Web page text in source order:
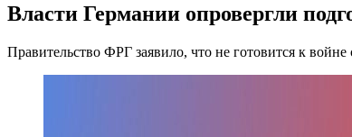
Власти Германии опровергли
Правительство ФРГ заявило, что не готовится к войне